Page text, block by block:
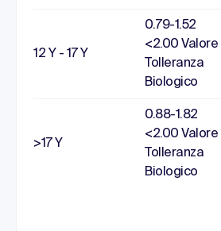
12 Y - 17 Y
0.79-1.52
<2.00 Valore
Tolleranza
Biologico
>17 Y
0.88-1.82
<2.00 Valore
Tolleranza
Biologico